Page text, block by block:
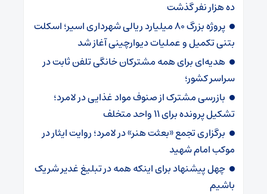
ده هزار نفر گذشت
پروژه بزرگ ۸۰ میلیارد ریالی شهرداری اسیر؛ اسکلت
بتنی تکمیل و عملیات دیوارچینی آغاز شد
هدیه‌ای برای همه مشترکان خانگی تلفن ثابت در
سراسر کشور؛
بازرسی مشترک از صنوف مواد غذایی در لامرد؛
تشکیل پرونده برای ۱۱ واحد متخلف
برگزاری تجمع «بعثت هنر» در لامرد؛ روایت ایثار در
موکب امام شهید
چهل پیشنهاد برای اینکه همه در تبلیغ غدیر شریک
باشیم